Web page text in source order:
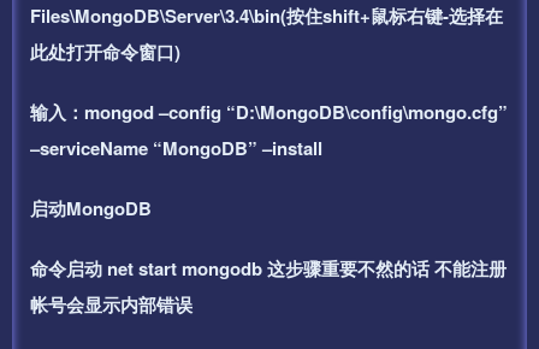
Files\MongoDB\Server\3.4\bin(按住shift+鼠标右键-选择在
此处打开命令窗口)
输入：mongod –config “D:\MongoDB\config\mongo.cfg”
–serviceName “MongoDB” –install
启动MongoDB
命令启动 net start mongodb 这步骤重要不然的话 不能注册
帐号会显示内部错误